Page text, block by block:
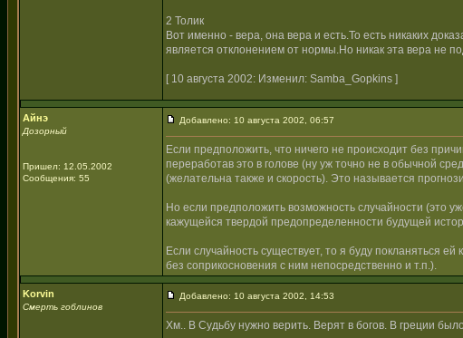
2 Толик
Вот именно - вера, она вера и есть.То есть никаких
является отклонением от нормы.Но никак эта вера не
[ 10 августа 2002: Изменил: Samba_Gopkins ]
Айнэ
Дозорный
Пришел: 12.05.2002
Сообщения: 55
Добавлено: 10 августа 2002, 06:57
Если предположить, что ничего не происходит без
переработав это в голове (ну уж точно не в обычной
(желательна также и скорость). Это называется
Но если предположить возможность случайности (это
кажущейся твердой предопределенности будущей
Если случайность существует, то я буду покланяться
без соприкосновения с ним непосредственно и т.п.).
Korvin
Смерть гоблинов
Добавлено: 10 августа 2002, 14:53
Хм.. В Судьбу нужно верить. Верят в богов. В греции